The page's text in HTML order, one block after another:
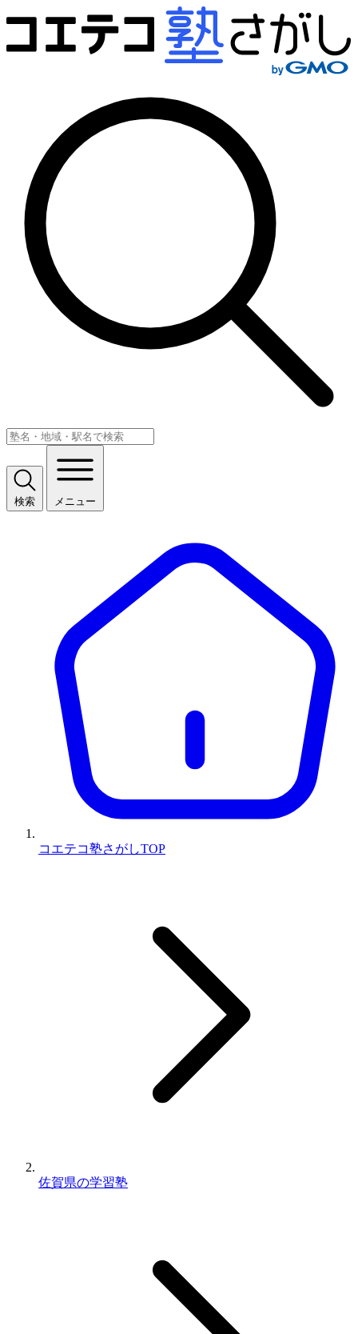
検索 メニュー
コエテコ塾さがしTOP
佐賀県の学習塾